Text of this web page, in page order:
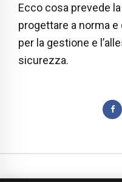
Ecco cosa prevede
progettare a norma
per la gestione e
sicurezza.